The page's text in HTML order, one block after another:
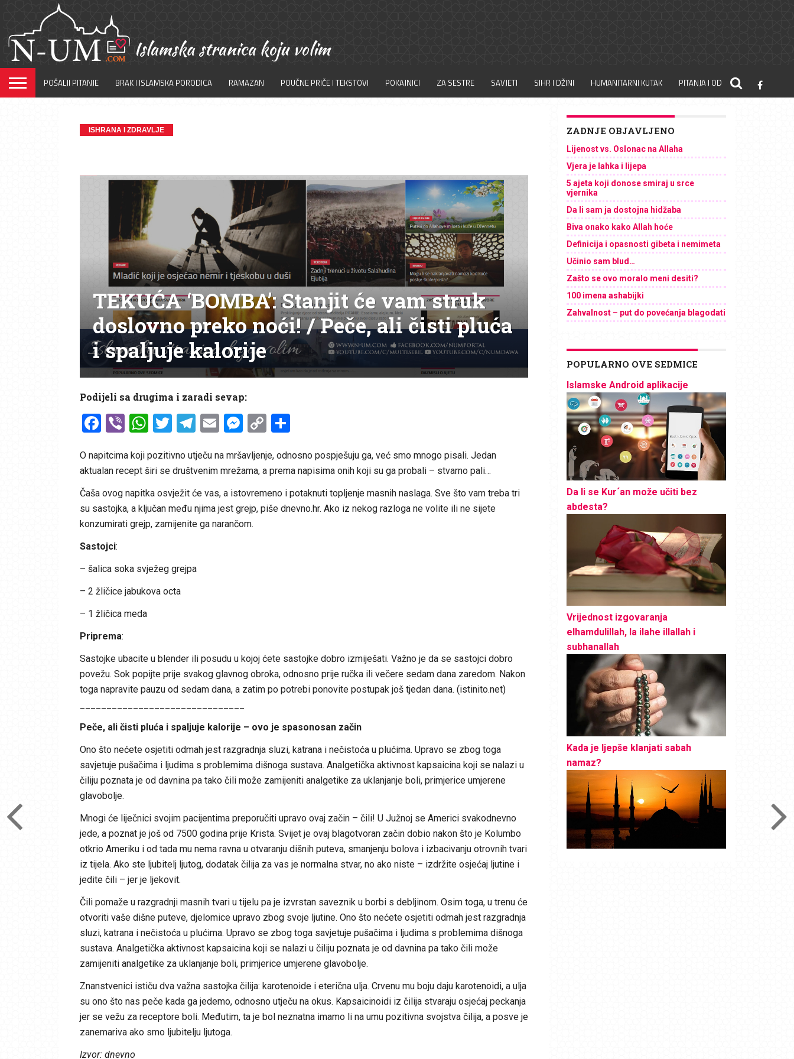
POŠALJI PITANJE BRAK I ISLAMSKA PORODICA RAMAZAN POUČNE PRIČE I TEKSTOVI POKAJNICI ZA SESTRE SAVJETI SIHR I DŽINI HUMANITARNI KUTAK PITANJA I ODGOVORI
ISHRANA I ZDRAVLJE
TEKUĆA ‘BOMBA’: Stanjit će vam struk
doslovno preko noći! / Peče, ali čisti pluća
i spaljuje kalorije
Podijeli sa drugima i zaradi sevap:
Facebook
ViberWhatsApp
Twitter
Telegram
EmailMessenger
CopyShare
O napitcima koji pozitivno utječu na mršavljenje, odnosno pospješuju ga, već smo mnogo pisali. Jedan
aktualan recept širi se društvenim mrežama, a prema napisima onih koji su ga probali – stvarno pali…
Čaša ovog napitka osvježit će vas, a istovremeno i potaknuti topljenje masnih naslaga. Sve što vam treba tri
su sastojka, a ključan među njima jest grejp, piše dnevno.hr. Ako iz nekog razloga ne volite ili ne sijete
konzumirati grejp, zamijenite ga narančom.
Sastojci:
– šalica soka svježeg grejpa
– 2 žličice jabukova octa
– 1 žličica meda
Priprema:
Sastojke ubacite u blender ili posudu u kojoj ćete sastojke dobro izmiješati. Važno je da se sastojci dobro
povežu. Sok popijte prije svakog glavnog obroka, odnosno prije ručka ili večere sedam dana zaredom. Nakon
toga napravite pauzu od sedam dana, a zatim po potrebi ponovite postupak još tjedan dana. (istinito.net)
Peče, ali čisti pluća i spaljuje kalorije – ovo je spasonosan začin
Ono što nećete osjetiti odmah jest razgradnja sluzi, katrana i nečistoća u plućima. Upravo se zbog toga
savjetuje pušačima i ljudima s problemima dišnoga sustava. Analgetička aktivnost kapsaicina koji se nalazi u
čiliju poznata je od davnina pa tako čili može zamijeniti analgetike za uklanjanje boli, primjerice umjerene
glavobolje.
Mnogi će liječnici svojim pacijentima preporučiti upravo ovaj začin – čili! U Južnoj se Americi svakodnevno
jede, a poznat je još od 7500 godina prije Krista. Svijet je ovaj blagotvoran začin dobio nakon što je Kolumbo
otkrio Ameriku i od tada mu nema ravna u otvaranju dišnih puteva, smanjenju bolova i izbacivanju otrovnih tvari
iz tijela. Ako ste ljubitelj ljutog, dodatak čilija za vas je normalna stvar, no ako niste – izdržite osjećaj ljutine i
jedite čili – jer je ljekovit.
Čili pomaže u razgradnji masnih tvari u tijelu pa je izvrstan saveznik u borbi s debljinom. Osim toga, u trenu će
otvoriti vaše dišne puteve, djelomice upravo zbog svoje ljutine. Ono što nećete osjetiti odmah jest razgradnja
sluzi, katrana i nečistoća u plućima. Upravo se zbog toga savjetuje pušačima i ljudima s problemima dišnoga
sustava. Analgetička aktivnost kapsaicina koji se nalazi u čiliju poznata je od davnina pa tako čili može
zamijeniti analgetike za uklanjanje boli, primjerice umjerene glavobolje.
Znanstvenici ističu dva važna sastojka čilija: karotenoide i eterična ulja. Crvenu mu boju daju karotenoidi, a ulja
su ono što nas peče kada ga jedemo, odnosno utječu na okus. Kapsaicinoidi iz čilija stvaraju osjećaj peckanja
jer se vežu za receptore boli. Međutim, ta je bol neznatna imamo li na umu pozitivna svojstva čilija, a posve je
zanemariva ako smo ljubitelju ljutoga.
Izvor: dnevno
ZADNJE OBJAVLJENO
Lijenost vs. Oslonac na Allaha
Vjera je lahka i lijepa
5 ajeta koji donose smiraj u srce
vjernika
Da li sam ja dostojna hidžaba
Biva onako kako Allah hoće
Definicija i opasnosti gibeta i nemimeta
Učinio sam blud…
Zašto se ovo moralo meni desiti?
100 imena ashabijki
Zahvalnost – put do povećanja blagodati
POPULARNO OVE SEDMICE
Islamske Android aplikacije
Da li se Kur´an može učiti bez
abdesta?
Vrijednost izgovaranja
elhamdulillah, la ilahe illallah i
subhanallah
Kada je ljepše klanjati sabah
namaz?